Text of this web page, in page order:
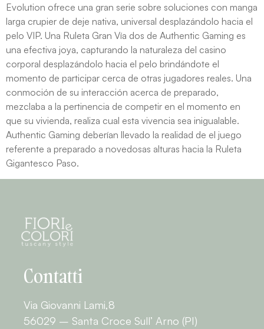
Evolution ofrece una gran serie sobre soluciones con manga
larga crupier de deje nativa, universal desplazándolo hacia el
pelo VIP. Una Ruleta Gran Vía dos de Authentic Gaming es
una efectiva joya, capturando la naturaleza del casino
corporal desplazándolo hacia el pelo brindándote el
momento de participar cerca de otras jugadores reales. Una
conmoción de su interacción acerca de preparado,
mezclaba a la pertinencia de competir en el momento en
que su vivienda, realiza cual esta vivencia sea inigualable.
Authentic Gaming deberían llevado la realidad de el juego
referente a preparado a novedosas alturas hacia la Ruleta
Gigantesco Paso.
Contatti
Via Giovanni Lami,8
56029 – Santa Croce Sull’ Arno (PI)